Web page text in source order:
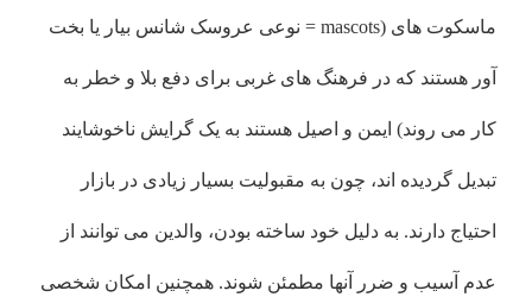
ماسکوت های (mascots = نوعی عروسک شانس بیار یا بخت
آور هستند که در فرهنگ های غربی برای دفع بلا و خطر به
کار می روند) ایمن و اصیل هستند به یک گرایش ناخوشایند
تبدیل گردیده اند، چون به مقبولیت بسیار زیادی در بازار
احتیاج دارند. به دلیل خود ساخته بودن، والدین می توانند از
عدم آسیب و ضرر آنها مطمئن شوند. همچنین امکان شخصی